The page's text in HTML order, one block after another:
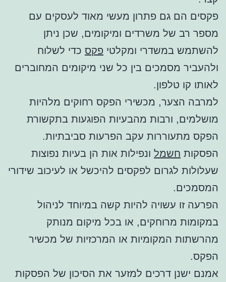
פקסים הם גם פתרון מעשי מאוד לעסקים עם
מספר רב של משרדים ומיקומים, שכן ניתן
להשתמש במשדרי ומקלטי פקס כדי לשלוח
ולהעביר מסמכים בין כל שני מיקומים המחוברים
לאותו קו טלפון.
למרבה הצער, מכשירי הפקס רחוקים מלהיות
מושלמים, ורבות מהבעיות הפוגעות בתקשורת
הפקס מתעוררות עקב הפרעות סביבתיות.
הפסקות חשמל ונפילות אות הן בעיות נפוצות
שעלולות לגרום לפקסים להיכשל או לעיכוב שידורי
המסמכים.
הפרעה זו עשויה להיות קשה במיוחד לניהול
במקומות מרוחקים, או בכל מיקום מנותק
מהרשתות המקומיות או המרכזיות של מכשיר
הפקס.
אמנם ישנן דרכים למזער את הסיכון של הפסקות